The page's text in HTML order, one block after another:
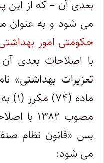
بعدی آن – که از این
می شود و به عنوان ماده
حکومتی امور
با اصلاحات بعدی
تعزیرات بهداشتی»
ماده (۷۴) مکرر (۱) به
مصوب
پس «قانون نظام
می شود: